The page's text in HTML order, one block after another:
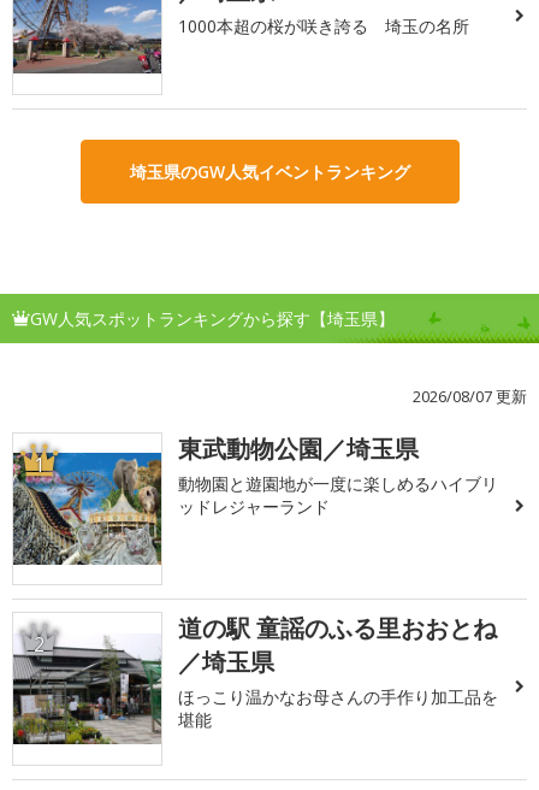
1000本超の桜が咲き誇る 埼玉の名所
埼玉県のGW人気イベントランキング
GW人気スポットランキングから探す【埼玉県】
2026/08/07 更新
1 東武動物公園／埼玉県
動物園と遊園地が一度に楽しめるハイブリ
ッドレジャーランド
2
道の駅 童謡のふる里おおとね
／埼玉県
ほっこり温かなお母さんの手作り加工品を
堪能